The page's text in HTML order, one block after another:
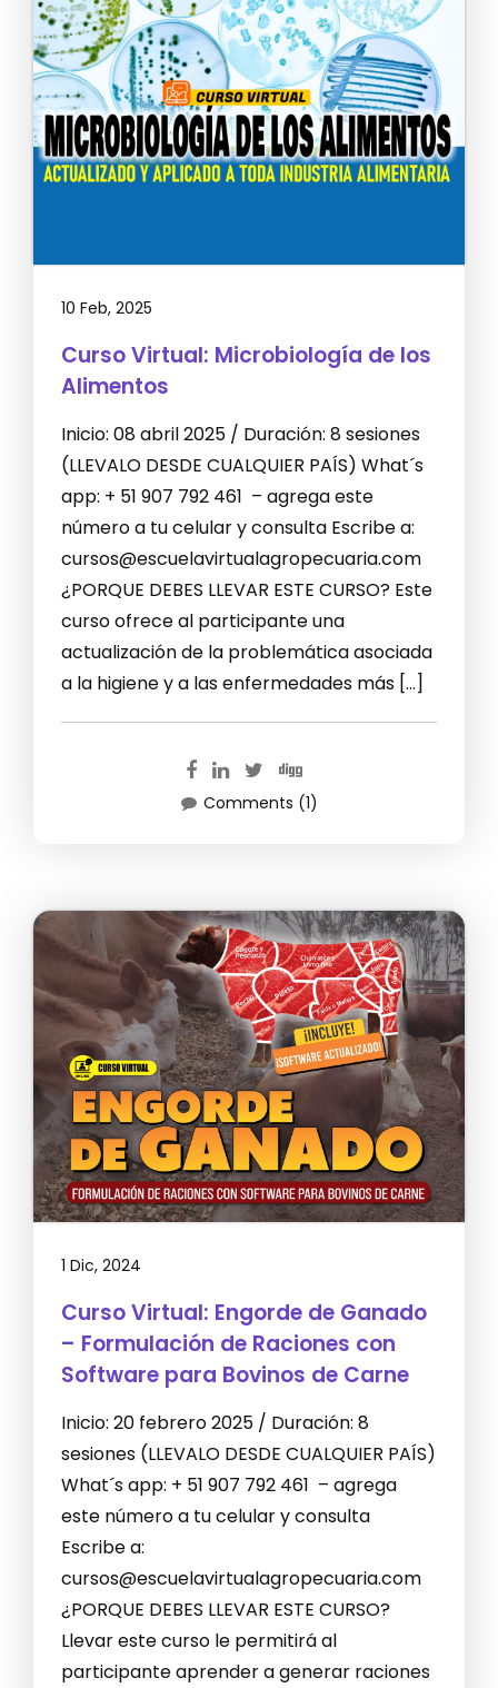
10 Feb, 2025
Curso Virtual: Microbiología de los
Alimentos
Inicio: 08 abril 2025 / Duración: 8 sesiones
(LLEVALO DESDE CUALQUIER PAÍS) What´s
app: + 51 907 792 461 – agrega este
número a tu celular y consulta Escribe a:
cursos@escuelavirtualagropecuaria.com
¿PORQUE DEBES LLEVAR ESTE CURSO? Este
curso ofrece al participante una
actualización de la problemática asociada
a la higiene y a las enfermedades más […]
Comments (1)
1 Dic, 2024
Curso Virtual: Engorde de Ganado
– Formulación de Raciones con
Software para Bovinos de Carne
Inicio: 20 febrero 2025 / Duración: 8
sesiones (LLEVALO DESDE CUALQUIER PAÍS)
What´s app: + 51 907 792 461 – agrega
este número a tu celular y consulta
Escribe a:
cursos@escuelavirtualagropecuaria.com
¿PORQUE DEBES LLEVAR ESTE CURSO?
Llevar este curso le permitirá al
participante aprender a generar raciones